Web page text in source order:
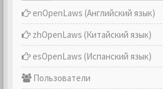
enOpenLaws (Английский язык)
zhOpenLaws (Китайский язык)
esOpenLaws (Испанский язык)
Пользователи